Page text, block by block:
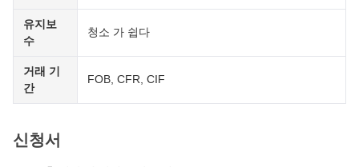
유지보
수
청소 가 쉽다
거래 기
간
FOB, CFR, CIF
신청서